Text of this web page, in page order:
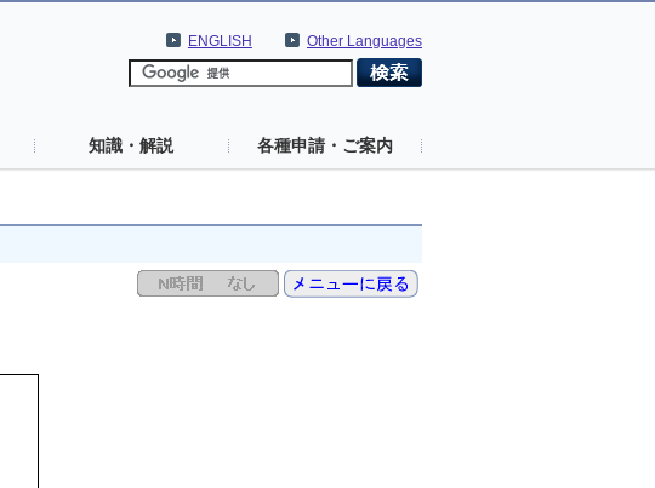
Other Languages
ENGLISH
知識・解説 各種申請・ご案内